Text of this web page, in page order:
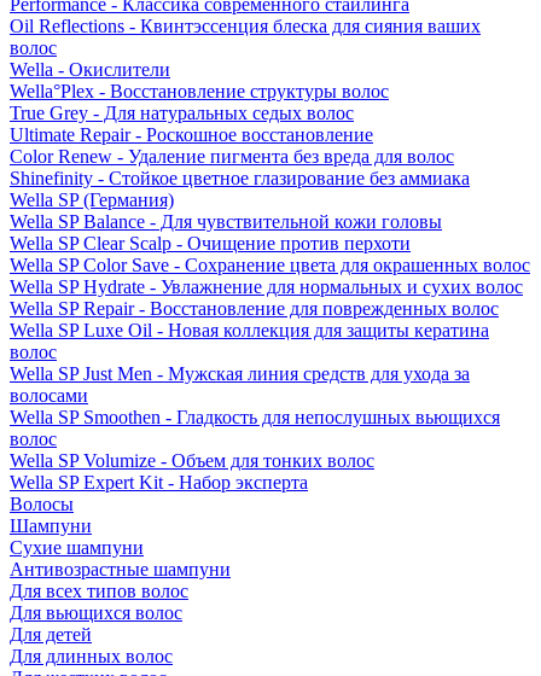
Performance - Классика современного стайлинга
Oil Reflections - Квинтэссенция блеска для сияния ваших
волос
Wella - Окислители
Wella°Plex - Восстановление структуры волос
True Grey - Для натуральных седых волос
Ultimate Repair - Роскошное восстановление
Color Renew - Удаление пигмента без вреда для волос
Shinefinity - Стойкое цветное глазирование без аммиака
Wella SP (Германия)
Wella SP Balance - Для чувствительной кожи головы
Wella SP Clear Scalp - Очищение против перхоти
Wella SP Color Save - Сохранение цвета для окрашенных волос
Wella SP Hydrate - Увлажнение для нормальных и сухих волос
Wella SP Repair - Восстановление для поврежденных волос
Wella SP Luxe Oil - Новая коллекция для защиты кератина
волос
Wella SP Just Men - Мужская линия средств для ухода за
волосами
Wella SP Smoothen - Гладкость для непослушных вьющихся
волос
Wella SP Volumize - Объем для тонких волос
Wella SP Expert Kit - Набор эксперта
Волосы
Шампуни
Сухие шампуни
Антивозрастные шампуни
Для всех типов волос
Для вьющихся волос
Для детей
Для длинных волос